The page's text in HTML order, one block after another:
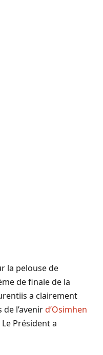
la pelouse de
de finale de la
a clairement
l’avenird’Osimhen
Le Président a